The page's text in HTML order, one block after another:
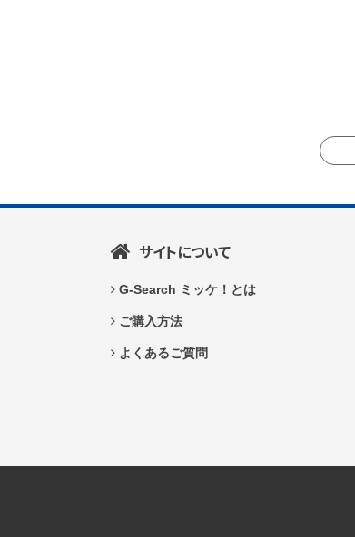
サイトについて
G-Search ミッケ！とは
ご購入方法
よくあるご質問